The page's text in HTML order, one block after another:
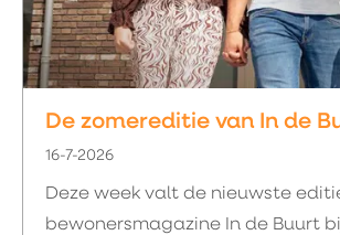
De zomereditie van In de
16-7-2026
Deze week valt de nieuwste
bewonersmagazine In de Buurt